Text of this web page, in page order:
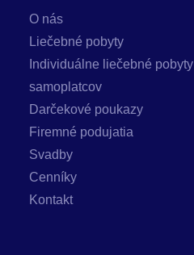
O nás
Liečebné pobyty
Individuálne liečebné pobyty
samoplatcov
Darčekové poukazy
Firemné podujatia
Svadby
Cenníky
Kontakt